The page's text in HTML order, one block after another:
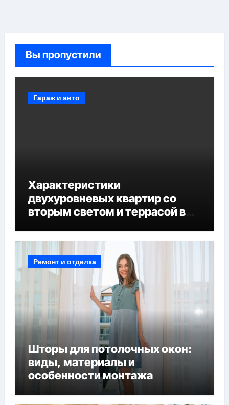
Вы пропустили
Гараж и авто
Характеристики
двухуровневых квартир со
вторым светом и террасой в
Ремонт и отделка
Шторы для потолочных окон:
виды, материалы и
особенности монтажа